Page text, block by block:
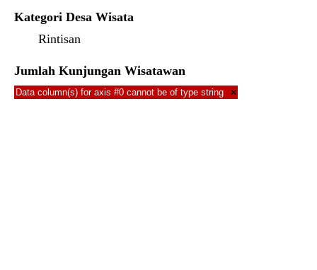
Kategori Desa Wisata
Rintisan
Jumlah Kunjungan Wisatawan
Data column(s) for axis #0 cannot be of type string ×